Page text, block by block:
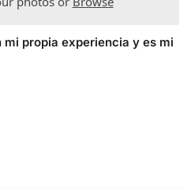
mi propia experiencia y es mi